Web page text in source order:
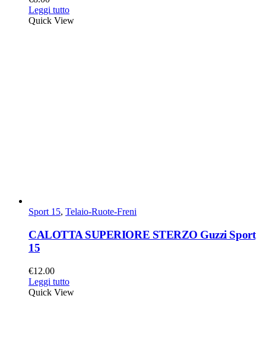
Leggi tutto
Quick View
Sport 15, Telaio-Ruote-Freni
CALOTTA SUPERIORE STERZO Guzzi Sport
15
€12.00
Leggi tutto
Quick View